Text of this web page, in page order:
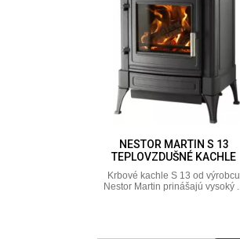
NESTOR MARTIN S 13
TEPLOVZDUŠNÉ KACHLE
Krbové kachle S 13 od výrobcu
Nestor Martin prinášajú vysoký ...